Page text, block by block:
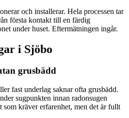
och installerar. Hela processen tar
första kontakt till en färdig
under huset. Eftermätningen ingår.
i Sjöbo
grusbädd
fast underlag saknar ofta grusbädd.
sugpunkten innan radonsugen
som kräver erfarenhet, men det är fullt